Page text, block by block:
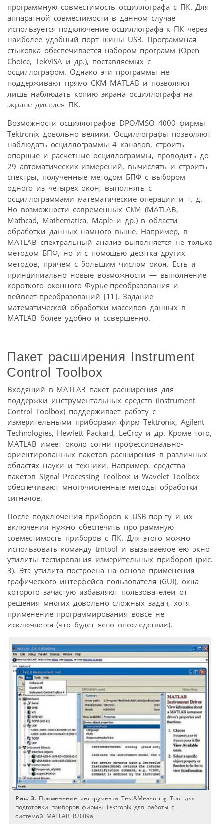
программную совместимость осциллографа с ПК. Для
аппаратной совместимости в данном случае
используется подключение осциллографа к ПК через
наиболее удобный порт шины USB. Программная
стыковка обеспечивается набором программ (Open
Choice, TekVISA и др.), поставляемых с
осциллографом. Однако эти программы не
поддерживают прямо СКМ MATLAB и позволяют
лишь наблюдать копию экрана осциллографа на
экране дисплея ПК.
Возможности осциллографов DPO/MSO 4000 фирмы
Tektronix довольно велики. Осциллографы позволяют
наблюдать осциллограммы 4 каналов, строить
опорные и расчетные осциллограммы, проводить до
29 автоматических измерений, вычислять и строить
спектры, полученные методом БПФ с выбором
одного из четырех окон, выполнять с
осциллограммами математические операции и т. д.
Но возможности современных СКМ (MATLAB,
Mathcad, Mathematica, Maple и др.) в области
обработки данных намного выше. Например, в
MATLAB спектральный анализ выполняется не только
методом БПФ, но и с помощью десятка других
методов, причем с большим числом окон. Есть и
принципиально новые возможности — выполнение
короткого оконного Фурье-преобразования и
вейвлет-преобразований [11]. Задание
математической обработки массивов данных в
MATLAB более удобно и совершенно.
Пакет расширения Instrument
Control Toolbox
Входящий в MATLAB пакет расширения для
поддержки инструментальных средств (Instrument
Control Toolbox) поддерживает работу с
измерительными приборами фирм Tektronix, Agilent
Technologies, Hewlett Packard, LeCroy и др. Кроме того,
MATLAB имеет около сотни профессионально-
ориентированных пакетов расширения в различных
областях науки и техники. Например, средства
пакетов Signal Processing Toolbox и Wavelet Toolbox
обеспечивают многочисленные методы обработки
сигналов.
После подключения приборов к USB-пор-ту и их
включения нужно обеспечить программную
совместимость приборов с ПК. Для этого можно
использовать команду tmtool и вызываемое ею окно
утилиты тестирования измерительных приборов (рис.
3). Эта утилита построена на основе применения
графического интерфейса пользователя (GUI), окна
которого зачастую избавляют пользователей от
решения многих довольно сложных задач, хотя
применение программирования вовсе не
исключается (что будет ясно впоследствии).
Рис. 3. Применение инструмента Test&Measuring Tool для
подготовки приборов фирмы Tektronix для работы с
системой MATLAB R2009a